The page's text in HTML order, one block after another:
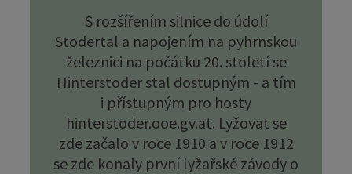
S rozšířením silnice do údolí
Stodertal a napojením na pyhrnskou
železnici na počátku 20. století se
Hinterstoder stal dostupným - a tím
i přístupným pro hosty
hinterstoder.ooe.gv.at. Lyžovat se
zde začalo v roce 1910 a v roce 1912
se zde konaly první lyžařské závody o